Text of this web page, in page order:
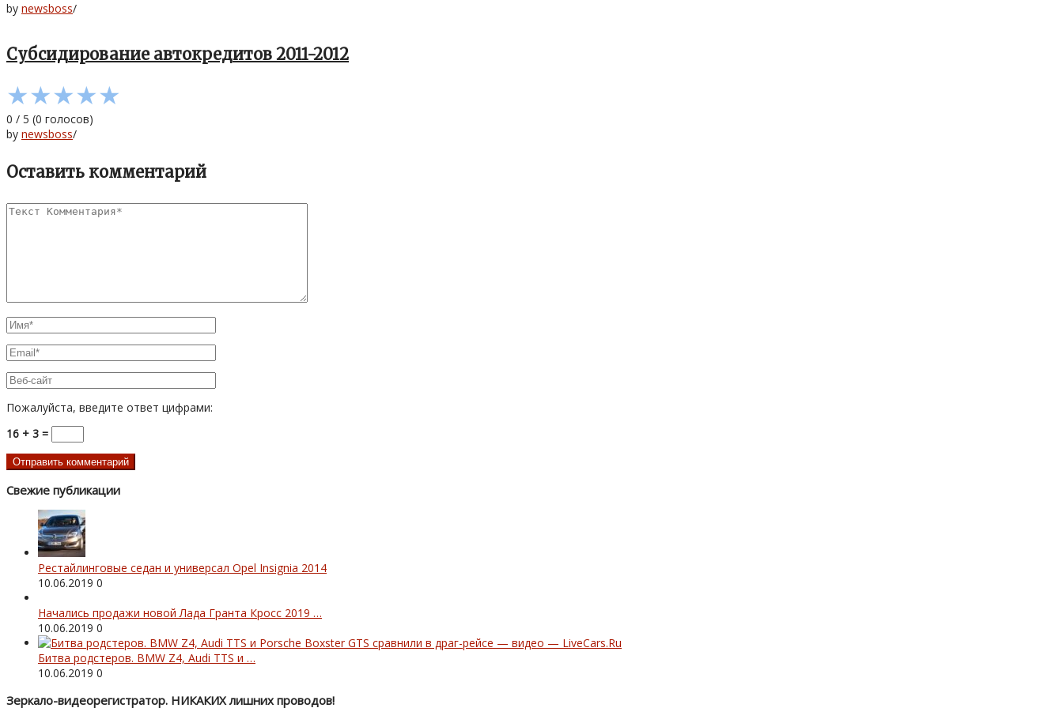
by newsboss/
Субсидирование автокредитов 2011-2012
★★★★★
0 / 5 (0 голосов)
by newsboss/
Оставить комментарий
Пожалуйста, введите ответ цифрами:
16 + 3 =
Свежие публикации
Рестайлинговые седан и универсал Opel Insignia 2014
10.06.2019 0
Начались продажи новой Лада Гранта Кросс 2019 …
10.06.2019 0
Битва родстеров. BMW Z4, Audi TTS и …
10.06.2019 0
Зеркало-видеорегистратор. НИКАКИХ лишних проводов!